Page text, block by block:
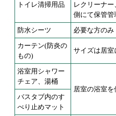
トイレ清掃用品
レクリーナ
側にて保管管
防水シーツ 必要な方のみ
カーテン(防炎の
もの)
サイズは居室
浴室用シャワー
チェア、湯桶
居室の浴室
バスタブ内のす
べり止めマット